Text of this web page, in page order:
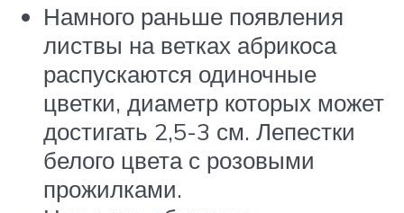
Намного раньше появления
листвы на ветках абрикоса
распускаются одиночные
цветки, диаметр которых может
достигать 2,5-3 см. Лепестки
белого цвета с розовыми
прожилками.